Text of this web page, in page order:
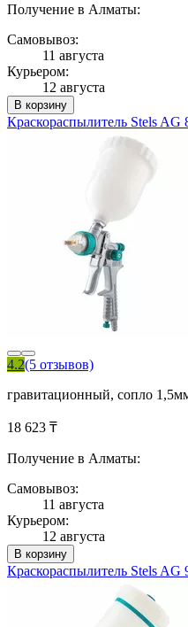
Получение в Алматы:
Самовывоз:
11 августа
Курьером:
12 августа
В корзину
Краскораспылитель Stels
4.2(5 отзывов)
гравитационный, сопло
18 623 ₸
Получение в Алматы:
Самовывоз:
11 августа
Курьером:
12 августа
В корзину
Краскораспылитель Stels AG